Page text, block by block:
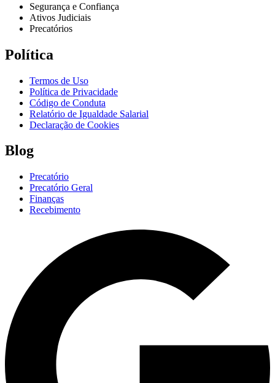
Segurança e Confiança
Ativos Judiciais
Precatórios
Política
Termos de Uso
Política de Privacidade
Código de Conduta
Relatório de Igualdade Salarial
Declaração de Cookies
Blog
Precatório
Precatório Geral
Finanças
Recebimento